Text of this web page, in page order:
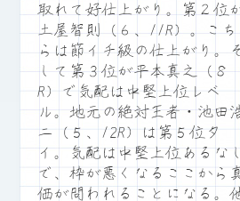
取れて好仕上がり。第２位
土屋智則（６、11R）。こち
らは節イチ級の仕上がり。そ
して第３位が平本真之（８
R）で気配は中堅上位レベ
ル。地元の絶対王者・池田
二（５、12R）は第５位タ
イ。気配は中堅上位あるなし
で、枠が悪くなるここから
価が問われることになる。